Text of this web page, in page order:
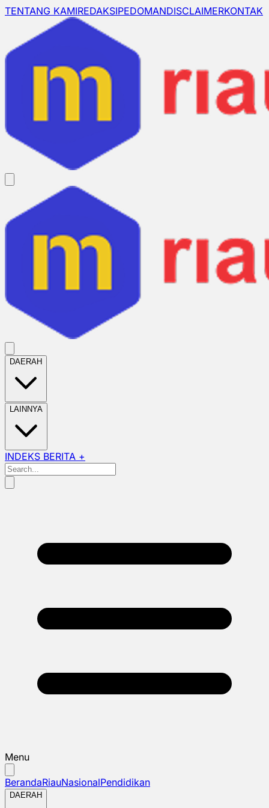
TENTANG KAMIREDAKSIPEDOMANDISCLAIMERKONTAK
DAERAH
LAINNYA
INDEKS BERITA +
Menu
BerandaRiauNasionalPendidikan
DAERAH